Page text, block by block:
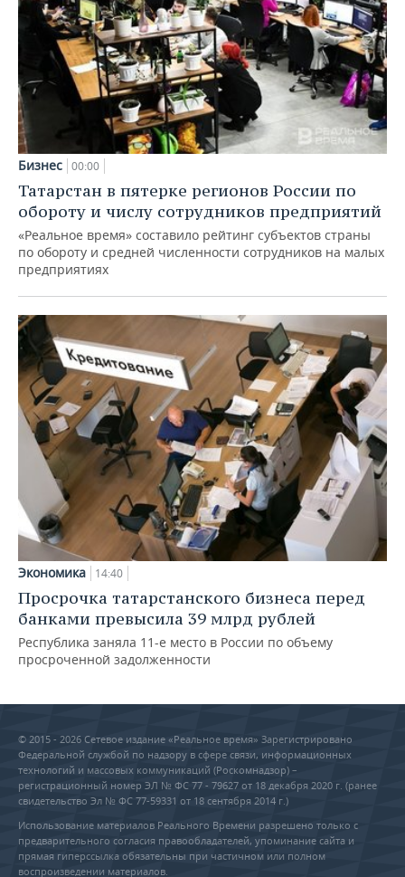
Бизнес 00:00
Татарстан в пятерке регионов России по
обороту и числу сотрудников предприятий
«Реальное время» составило рейтинг субъектов страны
по обороту и средней численности сотрудников на малых
предприятиях
Экономика 14:40
Просрочка татарстанского бизнеса перед
банками превысила 39 млрд рублей
Республика заняла 11-е место в России по объему
просроченной задолженности
© 2015 - 2026 Сетевое издание «Реальное время» Зарегистрировано
Федеральной службой по надзору в сфере связи, информационных
технологий и массовых коммуникаций (Роскомнадзор) –
регистрационный номер ЭЛ № ФС 77 - 79627 от 18 декабря 2020 г. (ранее
свидетельство Эл № ФС 77-59331 от 18 сентября 2014 г.)
Использование материалов Реального Времени разрешено только с
предварительного согласия правообладателей, упоминание сайта и
прямая гиперссылка обязательны при частичном или полном
воспроизведении материалов.